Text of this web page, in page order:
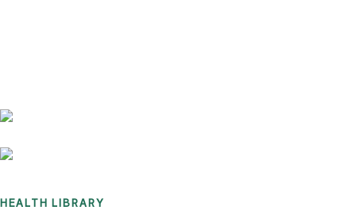
HEALTH LIBRARY